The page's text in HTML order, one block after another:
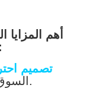
أهم
تصميم
السوق ويعكس هوية التطبيق.